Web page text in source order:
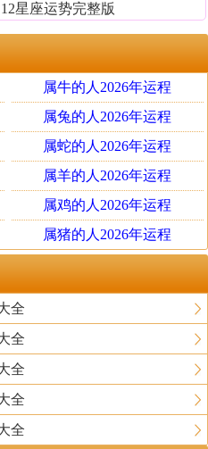
望，主要是物质方面或以某种
响。
和访问，与一个特殊的场合有
将会有新的人。
，这个人会让你情绪紧张。很
到的文档、邮件或重要消息，
和家人有利。
方或业务问题，有时将会在
些人是在工作中，所以尽量
完全相反和有利的方向发展。
别是如果你在这种情况下显示
星座运势完整版
属牛的人2026年运程
属兔的人2026年运程
属蛇的人2026年运程
属羊的人2026年运程
属鸡的人2026年运程
属猪的人2026年运程
全
全
全
全
全